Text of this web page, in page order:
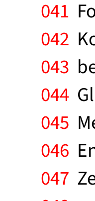
041
042
043
044
045
046
047